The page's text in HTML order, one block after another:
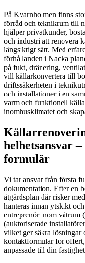
På Kvarnholmen finns
förråd och teknikrum till
hjälper privatkunder,
och industri att renovera
långsiktigt sätt. Med
förhållanden i Nacka
på fukt, dränering,
vill källarkonvertera till
driftssäkerheten i
och installationer i en
varm och funktionell
inomhusklimatet och
helhetsansvar
formulär
Vi tar ansvar från första
dokumentation. Efter en
åtgärdsplan där risker
hanteras innan ytskikt
entreprenör inom våtrum
(auktoriserade
vilket ger säkra lösningar
kontaktformulär för
anpassade till din